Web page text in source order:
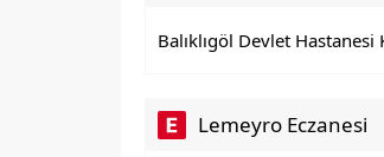
Balıklıgöl Devlet Hastanesi
Lemeyro Eczanesi